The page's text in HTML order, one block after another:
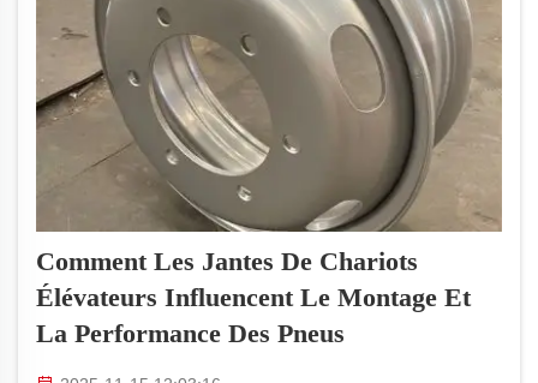
Comment Les Jantes De Chariots
Élévateurs Influencent Le Montage Et
La Performance Des Pneus